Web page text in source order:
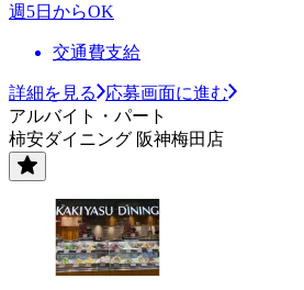
週5日からOK
交通費支給
詳細を見る
応募画面に進む
アルバイト・パート
柿安ダイニング 阪神梅田店